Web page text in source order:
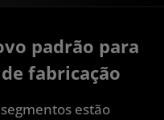
Visão Geral
Casos de uso
Estudos de caso
padrão para
fabricação
estão